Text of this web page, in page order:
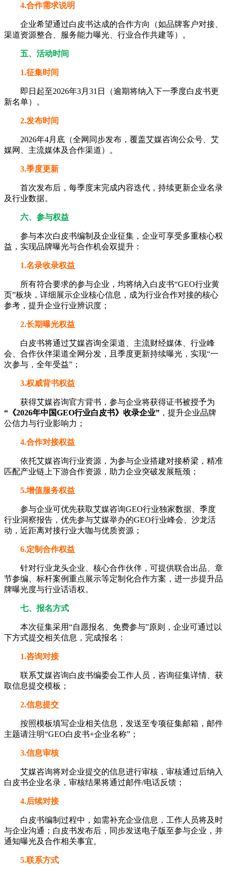
4.合作需求说明
企业希望通过白皮书达成的合作方向（如品牌客户对接、
渠道资源整合、服务能力曝光、行业合作共建等）。
五、活动时间
1.征集时间
即日起至2026年3月31日（逾期将纳入下一季度白皮书更
新名单）。
2.发布时间
2026年4月底（全网同步发布，覆盖艾媒咨询公众号、艾
媒网、主流媒体及合作渠道）。
3.季度更新
首次发布后，每季度末完成内容迭代，持续更新企业名录
及行业数据。
六、参与权益
参与本次白皮书编制及企业征集，企业可享受多重核心权
益，实现品牌曝光与合作机会双提升：
1.名录收录权益
所有符合要求的参与企业，均将纳入白皮书“GEO行业黄
页”板块，详细展示企业核心信息，成为行业合作对接的核心
参考，提升企业行业辨识度；
2.长期曝光权益
白皮书将通过艾媒咨询全渠道、主流财经媒体、行业峰
会、合作伙伴渠道全网分发，且季度更新持续曝光，实现“一
次参与，全年受益”；
3.权威背书权益
获得艾媒咨询官方背书，参与企业将获得证书被授予为
“《2026年中国GEO行业白皮书》收录企业” ，提升企业品牌
公信力与行业影响力；
4.合作对接权益
依托艾媒咨询行业资源，为参与企业搭建对接桥梁，精准
匹配产业链上下游合作资源，助力企业突破发展瓶颈；
5.增值服务权益
参与企业可优先获取艾媒咨询GEO行业独家数据、季度
行业洞察报告，优先参与艾媒举办的GEO行业峰会、沙龙活
动，近距离对接行业大咖与优质资源；
6.定制合作权益
针对行业龙头企业、核心合作伙伴，可提供联合出品、章
节参编、标杆案例重点展示等定制化合作方案，进一步提升品
牌曝光度与行业话语权。
七、报名方式
本次征集采用“自愿报名、免费参与”原则，企业可通过以
下方式提交相关信息，完成报名：
1.咨询对接
联系艾媒咨询白皮书编委会工作人员，咨询征集详情、获
取信息提交模板；
2.信息提交
按照模板填写企业相关信息，发送至专项征集邮箱，邮件
主题请注明“GEO白皮书+企业名称”；
3.信息审核
艾媒咨询将对企业提交的信息进行审核，审核通过后纳入
白皮书企业名录，审核结果将通过邮件/电话反馈；
4.后续对接
白皮书编制过程中，如需补充企业信息，工作人员将及时
与企业沟通；白皮书发布后，同步发送电子版至参与企业，并
通知曝光及合作相关事宜。
5.联系方式